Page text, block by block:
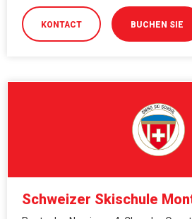
KONTACT BUCHEN SIE
Schweizer Skischule